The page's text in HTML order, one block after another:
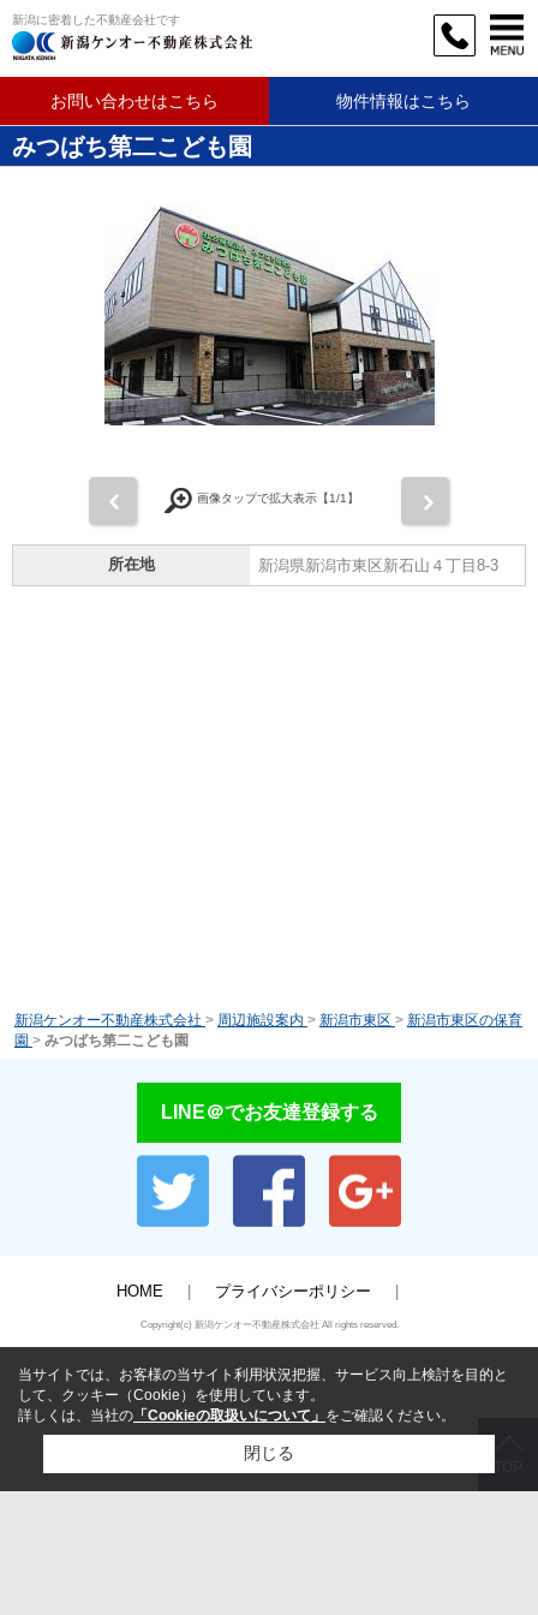
新潟に密着した不動産会社です
お問い合わせはこちら 物件情報はこちら
みつばち第二こども園
画像タップで拡大表示【1/1】
所在地 新潟県新潟市東区新石山４丁目8-3
新潟ケンオー不動産株式会社 > 周辺施設案内 > 新潟市東区 > 新潟市東区の保育
園 > みつばち第二こども園
LINE＠でお友達登録する
HOME プライバシーポリシー
Copyright(c) 新潟ケンオー不動産株式会社 All rights reserved.
当サイトでは、お客様の当サイト利用状況把握、サービス向上検討を目的と
して、クッキー（Cookie）を使用しています。
詳しくは、当社の 「Cookieの取扱いについて」 をご確認ください。
閉じる